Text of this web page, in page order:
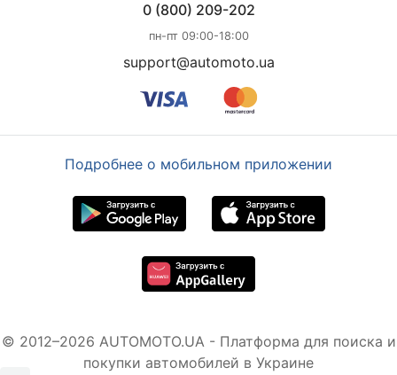
0 (800) 209-202
пн-пт 09:00-18:00
support@automoto.ua
Подробнее о мобильном приложении
© 2012–2026 AUTOMOTO.UA - Платформа для поиска и
покупки автомобилей в Украине